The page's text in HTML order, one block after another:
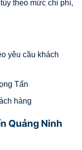
theo mức chi phí,
yêu cầu khách
Tấn
hàng
Quảng Ninh